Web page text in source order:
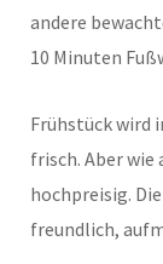
andere
10 Minuten
Frühstück wird
frisch. Aber
hochpreisig.
freundlich,